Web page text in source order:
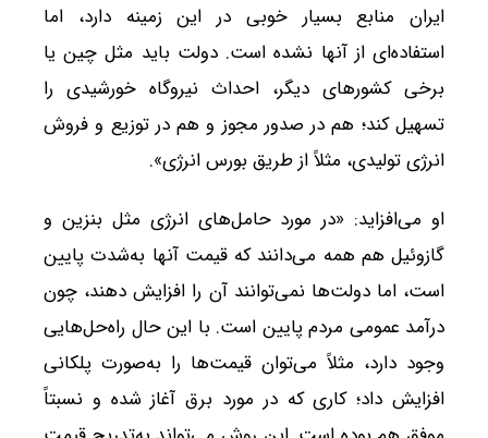
ایران منابع بسیار خوبی در این زمینه دارد، اما
استفاده‌ای از آنها نشده است. دولت باید مثل چین یا
برخی کشورهای دیگر، احداث نیروگاه خورشیدی را
تسهیل کند؛ هم در صدور مجوز و هم در توزیع و فروش
انرژی تولیدی، مثلاً از طریق بورس انرژی».
او می‌افزاید: «در مورد حامل‌های انرژی مثل بنزین و
گازوئیل هم همه می‌دانند که قیمت آنها به‌شدت پایین
است، اما دولت‌ها نمی‌توانند آن را افزایش دهند، چون
درآمد عمومی مردم پایین است. با این حال راه‌حل‌هایی
وجود دارد، مثلاً می‌توان قیمت‌ها را به‌صورت پلکانی
افزایش داد؛ کاری که در مورد برق آغاز شده و نسبتاً